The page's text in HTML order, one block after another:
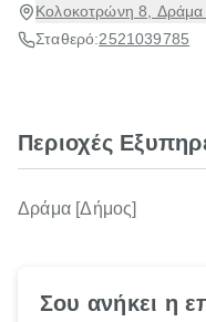
Κολοκοτρώνη 8,
Σταθερό:2521039785
Περιοχές
Δράμα [Δήμος]
Σου ανήκει η